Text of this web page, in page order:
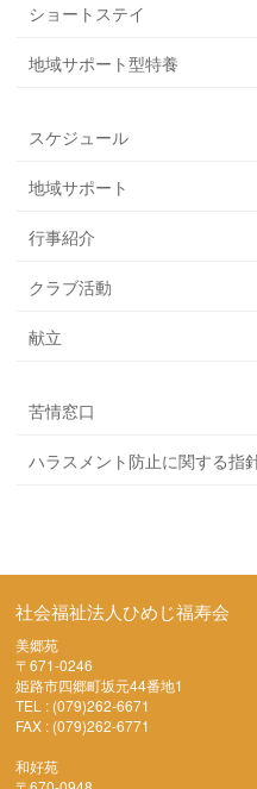
ショートステイ
地域サポート型特養
スケジュール
地域サポート
行事紹介
クラブ活動
献立
苦情窓口
ハラスメント防止に関する指
社会福祉法人ひめじ福寿会
美郷苑
〒671-0246
姫路市四郷町坂元44番地1
TEL : (079)262-6671
FAX : (079)262-6771
和好苑